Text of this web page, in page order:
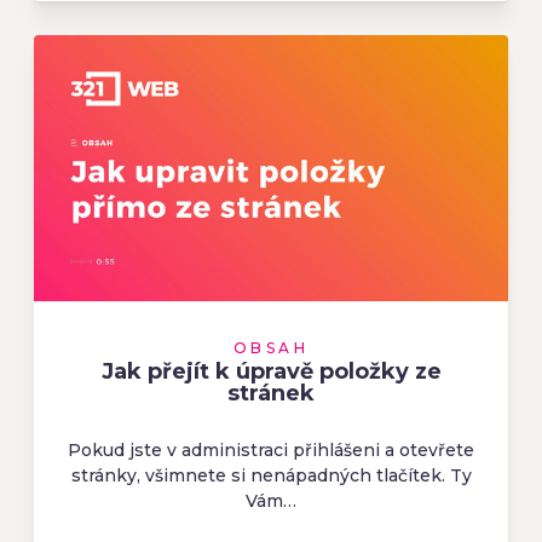
OBSAH
Jak přejít k úpravě položky ze
stránek
Pokud jste v administraci přihlášeni a otevřete
stránky, všimnete si nenápadných tlačítek. Ty
Vám…